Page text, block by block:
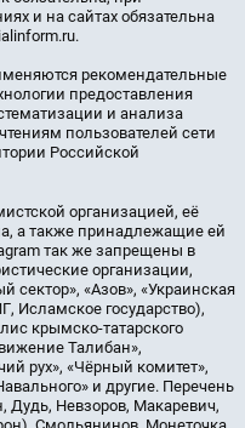
и на сайтах обязательна
рекомендательные
предоставления
и анализа
пользователей сети
Российской
организацией, её
а также принадлежащие ей
так же запрещены в
организации,
«Азов», «Украинская
Исламское государство),
крымско-татарского
Талибан»,
рух», «Чёрный комитет»,
и другие. Перечень
Дудь, Невзоров, Макаревич,